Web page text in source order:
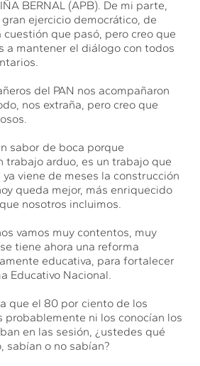
BERNAL (APB). De mi parte,
ejercicio democrático, de
cuestión que pasó, pero creo que
a mantener el diálogo con todos
del PAN nos acompañaron
nos extraña, pero creo que
sabor de boca porque
trabajo arduo, es un trabajo que
viene de meses la construcción
queda mejor, más enriquecido
nosotros incluimos.
vamos muy contentos, muy
tiene ahora una reforma
educativa, para fortalecer
Educativo Nacional.
que el 80 por ciento de los
probablemente ni los conocían los
en las sesión, ¿ustedes qué
sabían o no sabían?